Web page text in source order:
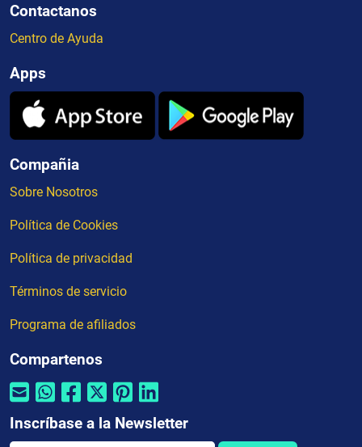
Contactanos
Centro de Ayuda
Apps
Compañia
Sobre Nosotros
Política de Cookies
Política de privacidad
Términos de servicio
Programa de afiliados
Compartenos
Inscríbase a la Newsletter